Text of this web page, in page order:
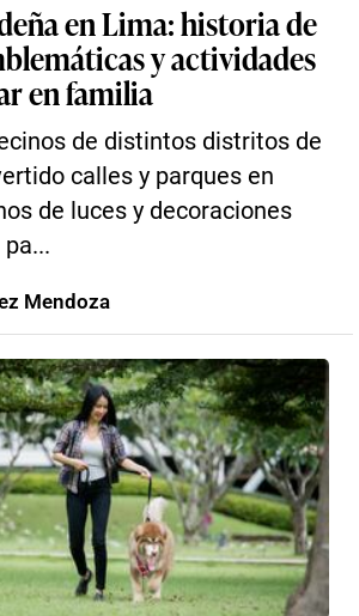
en Lima: historia de
y actividades
en familia
de distintos distritos de
calles y parques en
de luces y decoraciones
Mendoza